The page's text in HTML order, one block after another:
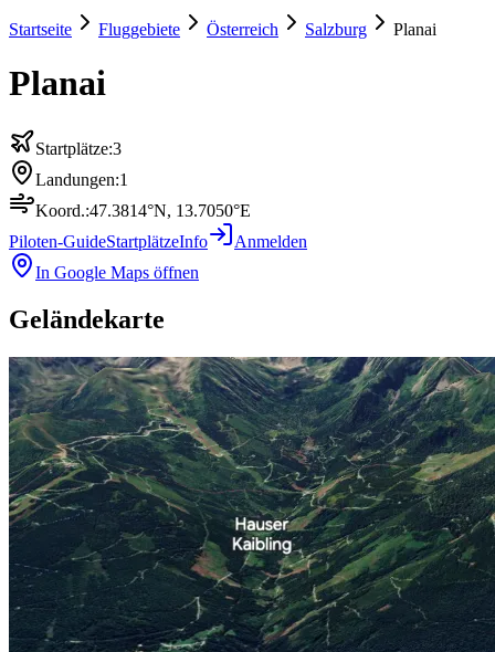
Startseite Fluggebiete Österreich Salzburg Planai
Planai
Startplätze:3
Landungen:1
Koord.:47.3814°N, 13.7050°E
Piloten-GuideStartplätzeInfo
Anmelden
In Google Maps öffnen
Geländekarte